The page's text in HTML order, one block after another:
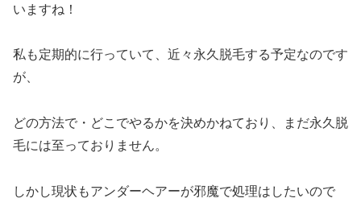
いますね！
私も定期的に行っていて、近々永久脱毛する予定なのです
が、
どの方法で・どこでやるかを決めかねており、まだ永久脱
毛には至っておりません。
しかし現状もアンダーヘアーが邪魔で処理はしたいので